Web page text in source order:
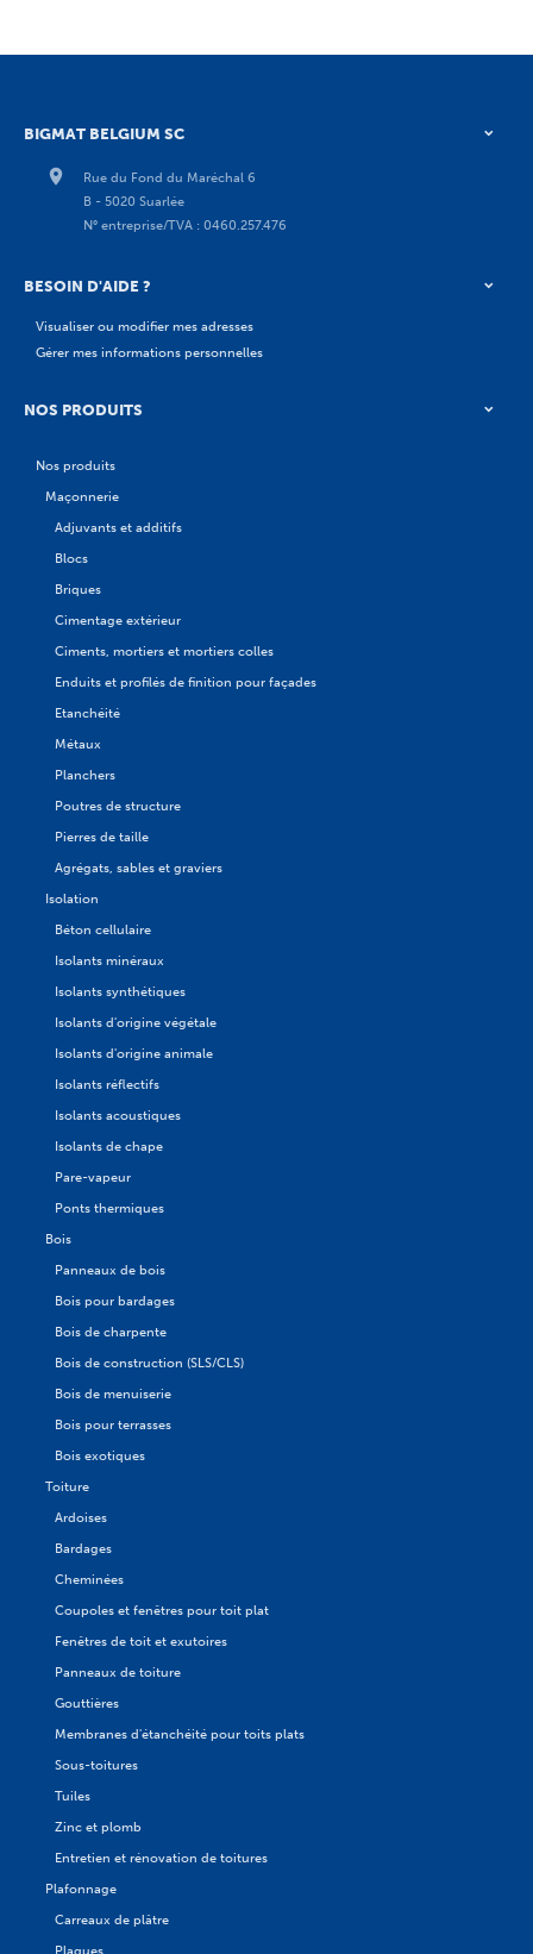
BIGMAT BELGIUM SC
Rue du Fond du Maréchal 6
B - 5020 Suarlée
N° entreprise/TVA : 0460.257.476
BESOIN D'AIDE ?
Visualiser ou modifier mes adresses
Gérer mes informations personnelles
NOS PRODUITS
Nos produits
Maçonnerie
Adjuvants et additifs
Blocs
Briques
Cimentage extérieur
Ciments, mortiers et mortiers colles
Enduits et profilés de finition pour façades
Etanchéité
Métaux
Planchers
Poutres de structure
Pierres de taille
Agrégats, sables et graviers
Isolation
Béton cellulaire
Isolants minéraux
Isolants synthétiques
Isolants d'origine végétale
Isolants d'origine animale
Isolants réflectifs
Isolants acoustiques
Isolants de chape
Pare-vapeur
Ponts thermiques
Bois
Panneaux de bois
Bois pour bardages
Bois de charpente
Bois de construction (SLS/CLS)
Bois de menuiserie
Bois pour terrasses
Bois exotiques
Toiture
Ardoises
Bardages
Cheminées
Coupoles et fenêtres pour toit plat
Fenêtres de toit et exutoires
Panneaux de toiture
Gouttières
Membranes d'étanchéité pour toits plats
Sous-toitures
Tuiles
Zinc et plomb
Entretien et rénovation de toitures
Plafonnage
Carreaux de plâtre
Plaques